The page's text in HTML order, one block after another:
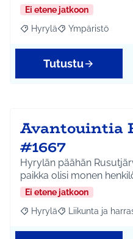
Ei etene jatkoon
Rajaa tulokset aihepiirin
Hyrylä Rajaa tulokset
Ympäristö
Tutustu
Avantouintia
#1667
Hyrylän päähän
Ei etene jatkoon
Rajaa tulokset aihepiirin
Hyrylä Rajaa tulokset
Liikunta ja